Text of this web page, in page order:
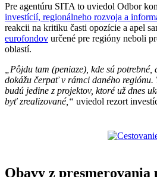
Pre agentúru SITA to uviedol Odbor
investícií, regionálneho rozvoja a
reakcii na kritiku časti opozície a apel
eurofondov určené pre regióny neboli
oblastí.
„Pôjdu tam (peniaze), kde sú
dokážu čerpať v rámci daného regiónu.
budú jedine z projektov, ktoré už dnes
byť zrealizované,“ uviedol rezort
Obavy z